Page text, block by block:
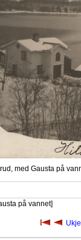
med Gausta på
på vannet]